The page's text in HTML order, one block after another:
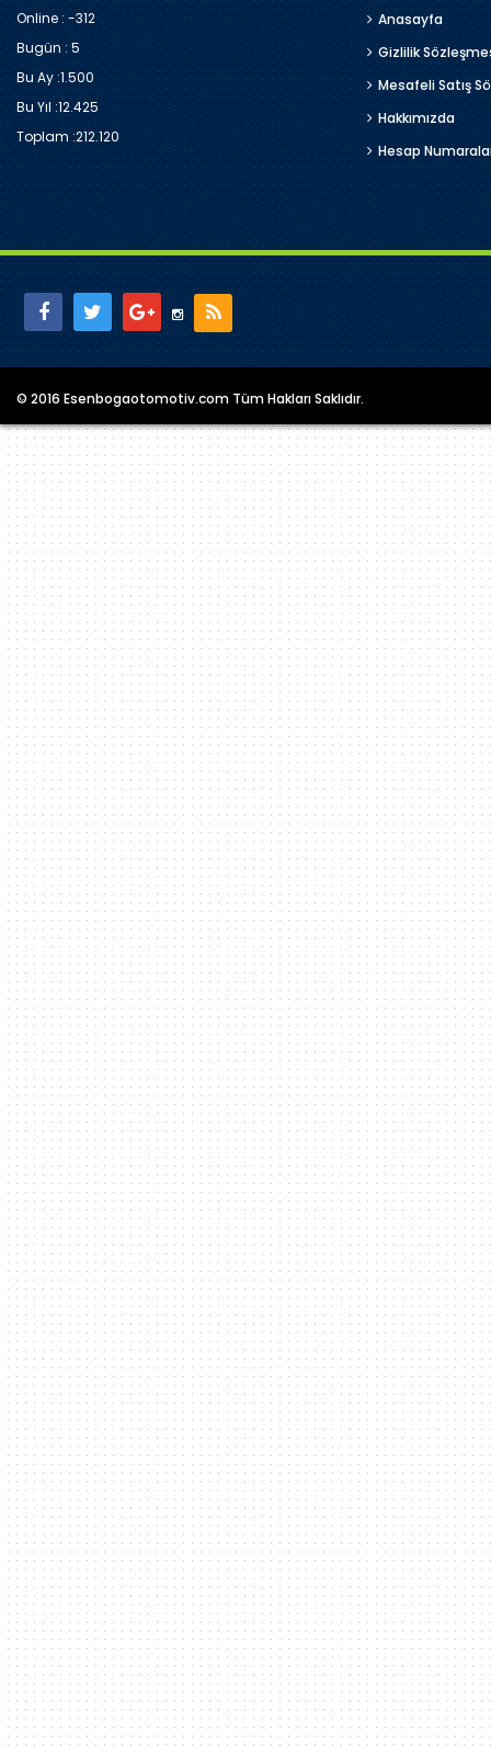
Online : -312
Bugün :5
Bu Ay :1.500
Bu Yıl :12.425
Toplam :212.120
Anasayfa
Gizlilik
Mesafeli Satış
Hakkımızda
Hesap
© 2016 Esenbogaotomotiv.com Tüm Hakları Saklıdır.